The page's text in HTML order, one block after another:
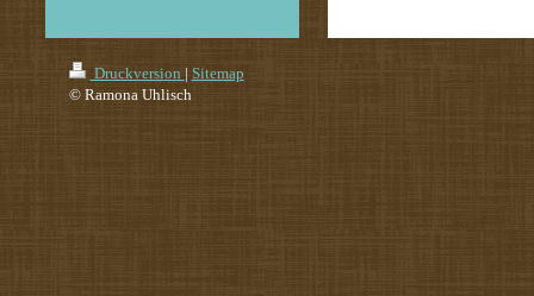
Druckversion | Sitemap
© Ramona Uhlisch